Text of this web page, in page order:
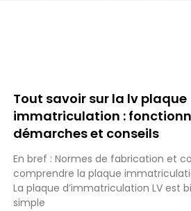
Tout savoir sur la lv plaque
immatriculation :
démarches et conseils
En bref : Normes de fabrication et
comprendre la plaque
La plaque d’immatriculation LV est
simple